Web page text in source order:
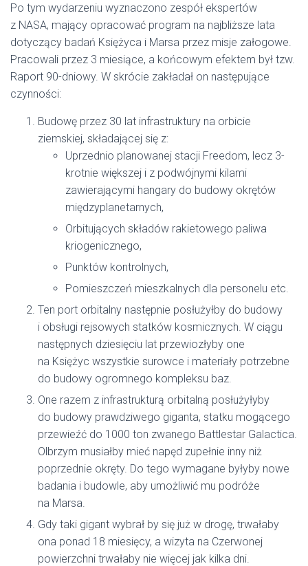
Po tym wydarzeniu wyznaczono zespół ekspertów
z NASA, mający opracować program na najbliższe lata
dotyczący badań Księżyca i Marsa przez misje załogowe.
Pracowali przez 3 miesiące, a końcowym efektem był tzw.
Raport 90-dniowy. W skrócie zakładał on następujące
czynności:
Budowę przez 30 lat infrastruktury na orbicie
ziemskiej, składającej się z:
Uprzednio planowanej stacji Freedom, lecz 3-
krotnie większej i z podwójnymi kilami
zawierającymi hangary do budowy okrętów
międzyplanetarnych,
Orbitujących składów rakietowego paliwa
kriogenicznego,
Punktów kontrolnych,
Pomieszczeń mieszkalnych dla personelu etc.
Ten port orbitalny następnie posłużyłby do budowy
i obsługi rejsowych statków kosmicznych. W ciągu
następnych dziesięciu lat przewiozłyby one
na Księżyc wszystkie surowce i materiały potrzebne
do budowy ogromnego kompleksu baz.
One razem z infrastrukturą orbitalną posłużyłyby
do budowy prawdziwego giganta, statku mogącego
przewieźć do 1000 ton zwanego Battlestar Galactica.
Olbrzym musiałby mieć napęd zupełnie inny niż
poprzednie okręty. Do tego wymagane byłyby nowe
badania i budowle, aby umożliwić mu podróże
na Marsa.
Gdy taki gigant wybrał by się już w drogę, trwałaby
ona ponad 18 miesięcy, a wizyta na Czerwonej
powierzchni trwałaby nie więcej jak kilka dni.